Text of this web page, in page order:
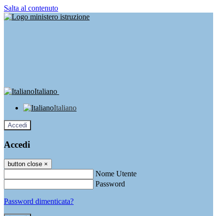
Salta al contenuto
Italiano
Italiano
Accedi
Accedi
button close ×
Nome Utente
Password
Password dimenticata?